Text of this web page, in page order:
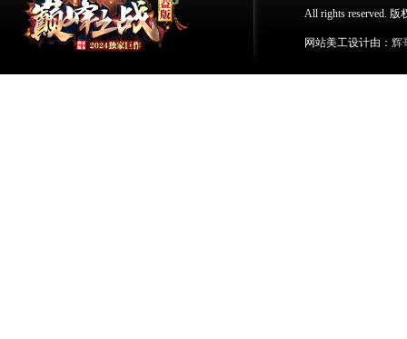
All rights reserved.
网站美工设计由： 辉